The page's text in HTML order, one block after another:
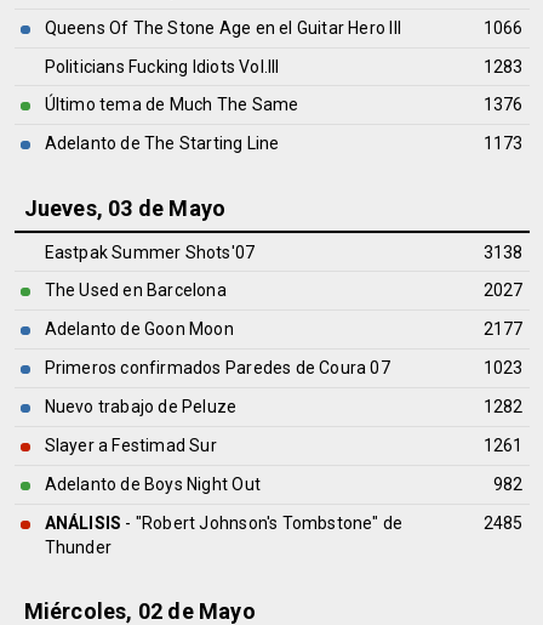
Queens Of The Stone Age en el Guitar Hero III
1066
Politicians Fucking Idiots Vol.III
1283
Último tema de Much The Same
1376
Adelanto de The Starting Line
1173
Jueves, 03 de Mayo
Eastpak Summer Shots'07
3138
The Used en Barcelona
2027
Adelanto de Goon Moon
2177
Primeros confirmados Paredes de Coura 07
1023
Nuevo trabajo de Peluze
1282
Slayer a Festimad Sur
1261
Adelanto de Boys Night Out
982
ANÁLISIS - "Robert Johnson's Tombstone" de
Thunder
2485
Miércoles, 02 de Mayo